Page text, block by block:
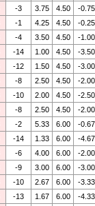
-3 3.75 4.50
-0.75
-1 4.25 4.50
-0.25
-4 3.50 4.50
-1.00
-14 1.00 4.50
-3.50
-12 1.50 4.50
-3.00
-8 2.50 4.50
-2.00
-10 2.00 4.50
-2.50
-8 2.50 4.50
-2.00
-2 5.33 6.00
-0.67
-14 1.33 6.00
-4.67
-6 4.00 6.00
-2.00
-9 3.00 6.00
-3.00
-10 2.67 6.00
-3.33
-13 1.67 6.00
-4.33